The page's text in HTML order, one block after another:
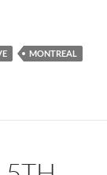
MONTREAL